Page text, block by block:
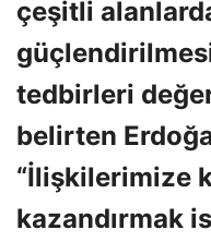
çeşitli
tedbirleri
belirten
“İlişkilerimize
kazandırmak